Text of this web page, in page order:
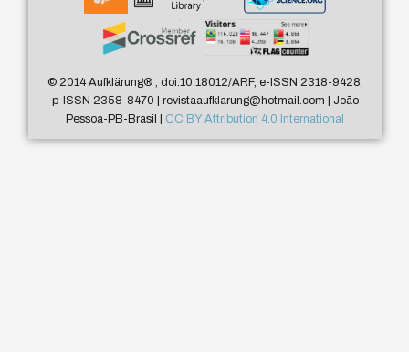
© 2014 Aufklärung®, doi:10.18012/ARF, e-ISSN 2318-9428,
p-ISSN 2358-8470 | revistaaufklarung@hotmail.com | João
Pessoa-PB-Brasil | CC BY Attribution 4.0 International